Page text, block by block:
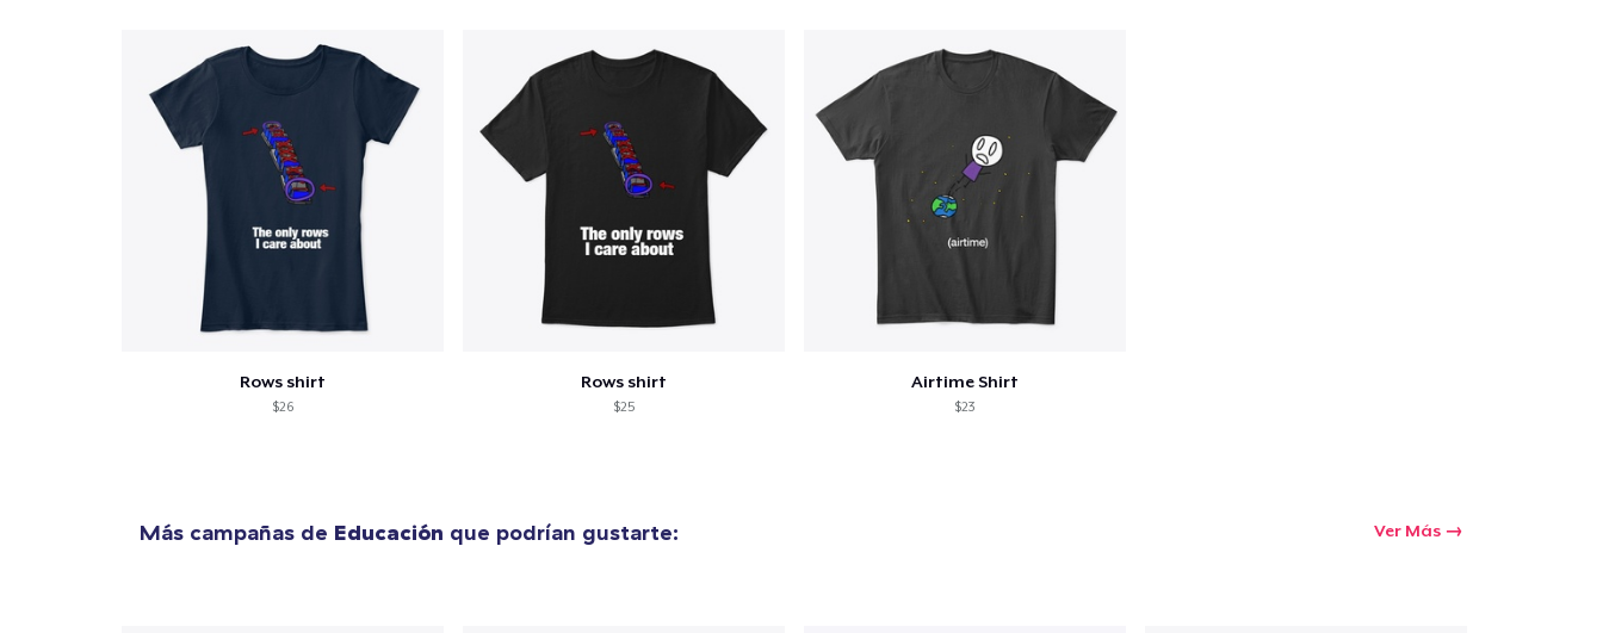
Rows shirt
$26
Rows shirt
$25
Airtime Shirt
$23
Más campañas de Educación que podrían gustarte: Ver Más
Finalizar y pagar pedido Seguir comprando
Classic Crew Neck T-Shirt
16,00 US$
Women's Comfort Tee
16,99 US$